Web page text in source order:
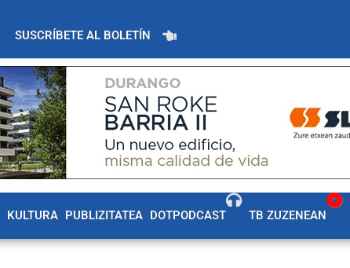
SUSCRÍBETE AL BOLETÍN
KULTURA PUBLIZITATEA DOTPODCAST TB ZUZENEAN